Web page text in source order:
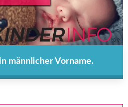
männlicher Vorname.